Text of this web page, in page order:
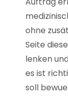
ohne
Seite
lenken
es ist
soll